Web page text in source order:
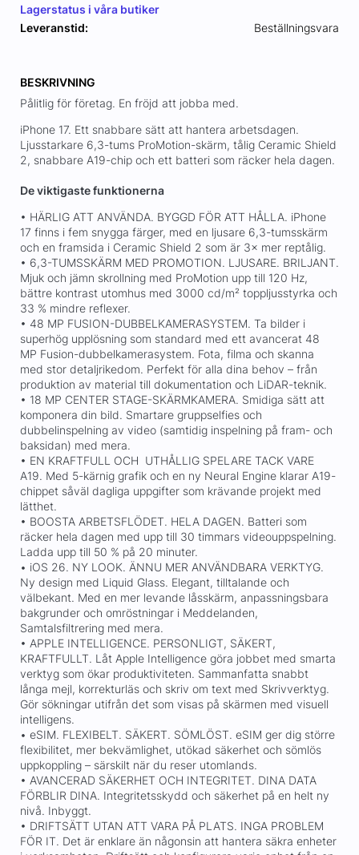
Lagerstatus i våra butiker
Leveranstid:
Beställningsvara
BESKRIVNING
Pålitlig för företag. En fröjd att jobba med.
iPhone 17. Ett snabbare sätt att hantera arbetsdagen.
Ljusstarkare 6,3-tums ProMotion-skärm, tålig Ceramic Shield
2, snabbare A19-chip och ett batteri som räcker hela dagen.
De viktigaste funktionerna
• HÄRLIG ATT ANVÄNDA. BYGGD FÖR ATT HÅLLA. iPhone
17 finns i fem snygga färger, med en ljusare 6,3-tumsskärm
och en framsida i Ceramic Shield 2 som är 3× mer reptålig.
• 6,3-TUMSSKÄRM MED PROMOTION. LJUSARE. BRILJANT.
Mjuk och jämn skrollning med ProMotion upp till 120 Hz,
bättre kontrast utomhus med 3000 cd/m² toppljusstyrka och
33 % mindre reflexer.
• 48 MP FUSION-DUBBELKAMERASYSTEM. Ta bilder i
superhög upplösning som standard med ett avancerat 48
MP Fusion-dubbelkamerasystem. Fota, filma och skanna
med stor detaljrikedom. Perfekt för alla dina behov – från
produktion av material till dokumentation och LiDAR-teknik.
• 18 MP CENTER STAGE-SKÄRMKAMERA. Smidiga sätt att
komponera din bild. Smartare gruppselfies och
dubbelinspelning av video (samtidig inspelning på fram- och
baksidan) med mera.
• EN KRAFTFULL OCH UTHÅLLIG SPELARE TACK VARE
A19. Med 5-kärnig grafik och en ny Neural Engine klarar A19-
chippet såväl dagliga uppgifter som krävande projekt med
lätthet.
• BOOSTA ARBETSFLÖDET. HELA DAGEN. Batteri som
räcker hela dagen med upp till 30 timmars videouppspelning.
Ladda upp till 50 % på 20 minuter.
• iOS 26. NY LOOK. ÄNNU MER ANVÄNDBARA VERKTYG.
Ny design med Liquid Glass. Elegant, tilltalande och
välbekant. Med en mer levande låsskärm, anpassningsbara
bakgrunder och omröstningar i Meddelanden,
Samtalsfiltrering med mera.
• APPLE INTELLIGENCE. PERSONLIGT, SÄKERT,
KRAFTFULLT. Låt Apple Intelligence göra jobbet med smarta
verktyg som ökar produktiviteten. Sammanfatta snabbt
långa mejl, korrekturläs och skriv om text med Skrivverktyg.
Gör sökningar utifrån det som visas på skärmen med visuell
intelligens.
• eSIM. FLEXIBELT. SÄKERT. SÖMLÖST. eSIM ger dig större
flexibilitet, mer bekvämlighet, utökad säkerhet och sömlös
uppkoppling – särskilt när du reser utomlands.
• AVANCERAD SÄKERHET OCH INTEGRITET. DINA DATA
FÖRBLIR DINA. Integritetsskydd och säkerhet på en helt ny
nivå. Inbyggt.
• DRIFTSÄTT UTAN ATT VARA PÅ PLATS. INGA PROBLEM
FÖR IT. Det är enklare än någonsin att hantera säkra enheter